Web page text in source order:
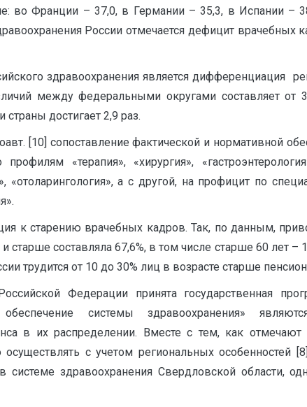
во Франции – 37,0, в Германии – 35,3, в Испании –
России отмечается дефицит
здравоохранения является дифференциация
между федеральными округами составляет
достигает 2,9 раз.
[10] сопоставление фактической и нормативной
«терапия», «хирургия»,
«отоларингология», а с другой, на профицит по
к старению врачебных кадров. Так, по данным,
старше составляла 67,6%, в том числе старше 60 лет
трудится от 10 до 30% лиц в возрасте старше
Федерации принята государственная
системы здравоохранения»
в их распределении. Вместе с тем, как
осуществлять с учетом региональных
системе здравоохранения Свердловской области,